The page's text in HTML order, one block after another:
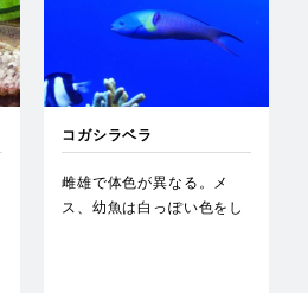
コガシラベラ
雌雄で体色が異なる。メ
ス、幼魚は白っぽい色をし